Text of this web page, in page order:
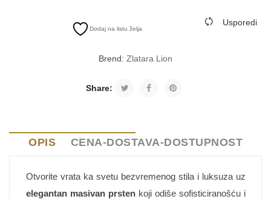
Dodaj na listu želja
Usporedi
Brend: Zlatara Lion
Share:
OPIS CENA-DOSTAVA-DOSTUPNOST
Otvorite vrata ka svetu bezvremenog stila i luksuza uz
elegantan masivan prstenkoji odiše sofisticiranošću i